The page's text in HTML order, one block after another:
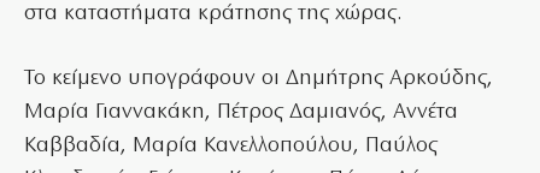
στα καταστήματα κράτησης της χώρας.
Το κείμενο υπογράφουν οι Δημήτρης Αρκούδης,
Μαρία Γιαννακάκη, Πέτρος Δαμιανός, Αννέτα
Καββαδία, Μαρία Κανελλοπούλου, Παύλος